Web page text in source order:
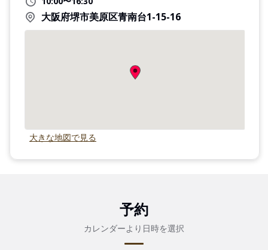
大阪府堺市美原区青南台1-15-16
大きな地図で見る
予約
カレンダーより日時を選択